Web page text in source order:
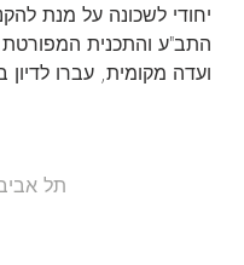
יחודי לשכונה על מנת
התב"ע והתכנית
ועדה מקומית, עברו לדיון